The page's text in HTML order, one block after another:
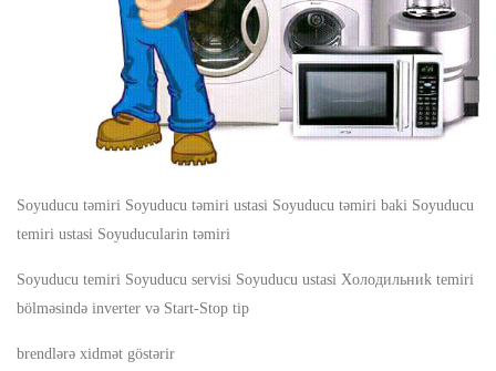
Soyuducu təmiri Soyuducu təmiri ustasi Soyuducu təmiri baki Soyuducu
temiri ustasi Soyuducularin təmiri
Soyuducu temiri Soyuducu servisi Soyuducu ustasi Xoлoдильниk temiri
bölməsində inverter və Start-Stop tip
brendlərə xidmət göstərir